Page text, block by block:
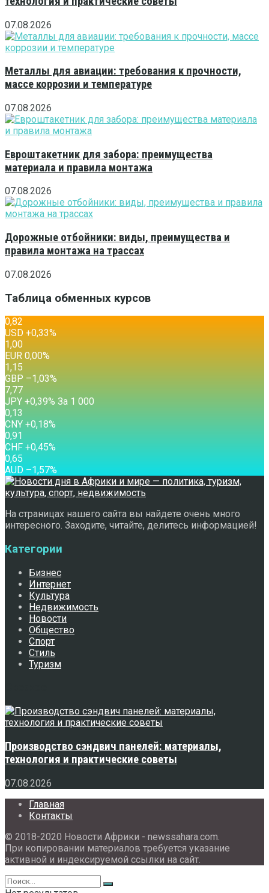
07.08.2026
Металлы для авиации: требования к прочности,
массе коррозии и температуре
07.08.2026
Евроштакетник для забора: преимущества
материала и правила монтажа
07.08.2026
Дорожные отбойники: виды, преимущества и
правила монтажа на трассах
07.08.2026
Таблица обменных курсов
0,82
USD +0,33%
1,00
EUR 0,00%
1,15
GBP –1,03%
7,77
JPY +0,39% За 1 000
0,13
CNY +0,18%
0,91
CHF +0,45%
0,65
AUD –1,57%
На страницах нашего сайта вы найдете очень много
интересного. Заходите, читайте, делитесь информацией!
Категории
Бизнес
Интернет
Культура
Недвижимость
Новости
Общество
Спорт
Стиль
Туризм
Производство сэндвич панелей: материалы,
технология и практические советы
07.08.2026
Главная
Контакты
© 2018-2020 Новости Африки - newssahara.com.
При копировании материалов требуется указание
активной и индексируемой ссылки на сайт.